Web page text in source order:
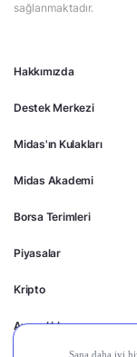
Hakkımızda
Destek Merkezi
Midas'ın Kulakları
Midas Akademi
Borsa Terimleri
Piyasalar
Kripto
Ayrıcalıklar
sağlanmaktadır.